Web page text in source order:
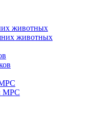
животных
животных
МРС